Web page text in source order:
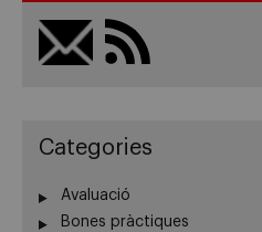
Categories
Avaluació
Bones pràctiques